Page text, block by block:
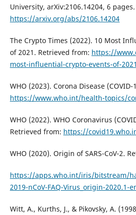
University, arXiv:2106.14204, 6
https://arxiv.org/abs/2106.14204
The Crypto Times (2022). 10 Most
of 2021. Retrieved from: https://
most-influential-crypto-events-of-
WHO (2023). Corona Disease
https://www.who.int/health-topics/
WHO (2022). WHO Coronavirus
Retrieved from: https://
WHO (2020). Origin of SARS-CoV-2.
https://apps.who.int/iris/bitstream/
2019-nCoV-FAQ-Virus_origin-2020.1-
Witt, A., Kurths, J., & Pikovsky, A.